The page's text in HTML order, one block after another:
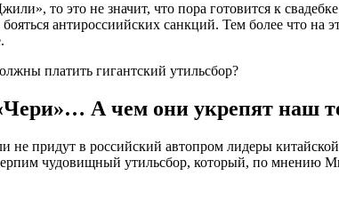
то это не значит, что пора готовится к
антироссиийских санкций. Тем более что на
А чем они укрепят наш
не придут в российский автопром лидеры
чудовищный утильсбор, который, по мнению